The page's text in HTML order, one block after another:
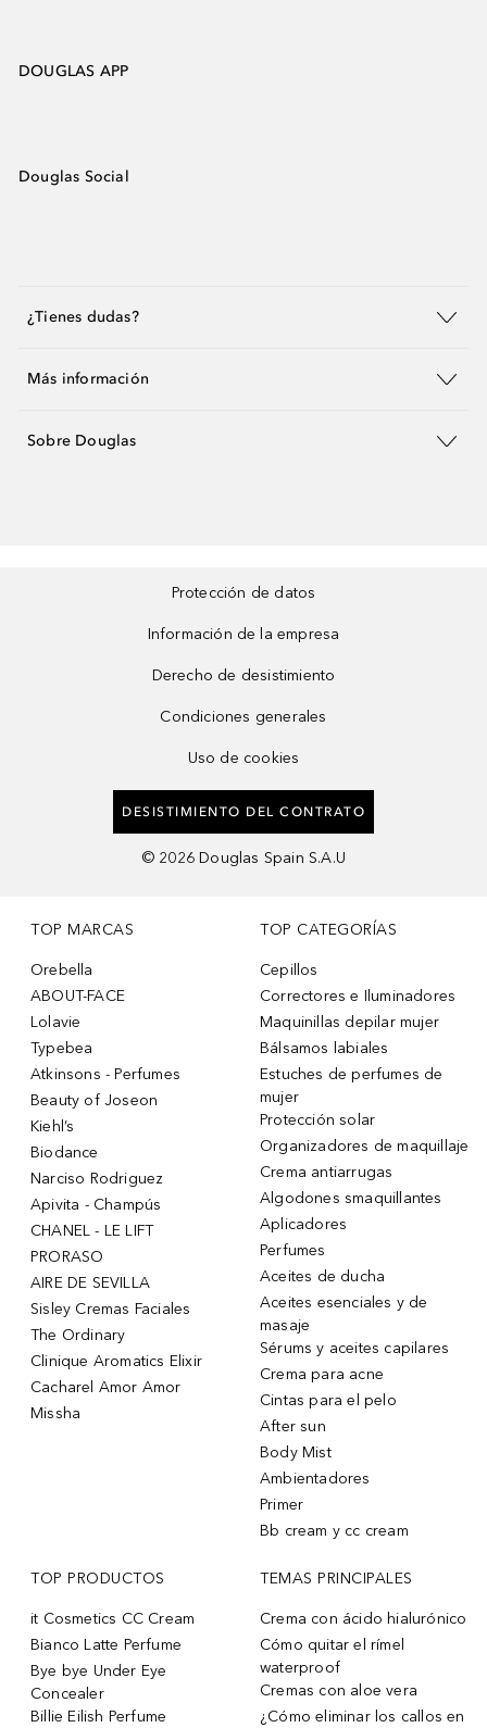
DOUGLAS APP
Douglas Social
¿Tienes dudas?
Más información
Sobre Douglas
Protección de datos
Información de la empresa
Derecho de desistimiento
Condiciones generales
Uso de cookies
DESISTIMIENTO DEL CONTRATO
© 2026 Douglas Spain S.A.U
TOP MARCAS
Orebella
ABOUT-FACE
Lolavie
Typebea
Atkinsons - Perfumes
Beauty of Joseon
Kiehl’s
Biodance
Narciso Rodriguez
Apivita - Champús
CHANEL - LE LIFT
PRORASO
AIRE DE SEVILLA
Sisley Cremas Faciales
The Ordinary
Clinique Aromatics Elixir
Cacharel Amor Amor
Missha
TOP CATEGORÍAS
Cepillos
Correctores e Iluminadores
Maquinillas depilar mujer
Bálsamos labiales
Estuches de perfumes de
mujer
Protección solar
Organizadores de maquillaje
Crema antiarrugas
Algodones smaquillantes
Aplicadores
Perfumes
Aceites de ducha
Aceites esenciales y de
masaje
Sérums y aceites capilares
Crema para acne
Cintas para el pelo
After sun
Body Mist
Ambientadores
Primer
Bb cream y cc cream
TOP PRODUCTOS
it Cosmetics CC Cream
Bianco Latte Perfume
Bye bye Under Eye
Concealer
Billie Eilish Perfume
TEMAS PRINCIPALES
Crema con ácido hialurónico
Cómo quitar el rímel
waterproof
Cremas con aloe vera
¿Cómo eliminar los callos en